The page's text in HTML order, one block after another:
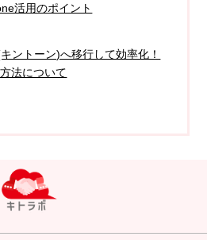
活用のポイント
ントーン)へ移行して効率化！
法について